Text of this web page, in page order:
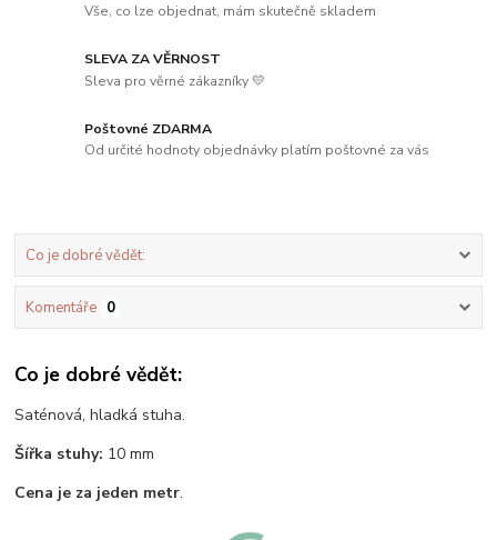
Vše, co lze objednat, mám skutečně skladem
SLEVA ZA VĚRNOST
Sleva pro věrné zákazníky 💛
Poštovné ZDARMA
Od určité hodnoty objednávky platím poštovné za vás
Co je dobré vědět:
Komentáře 0
Co je dobré vědět:
Saténová, hladká stuha.
Šířka stuhy: 10 mm
Cena je za jeden metr.